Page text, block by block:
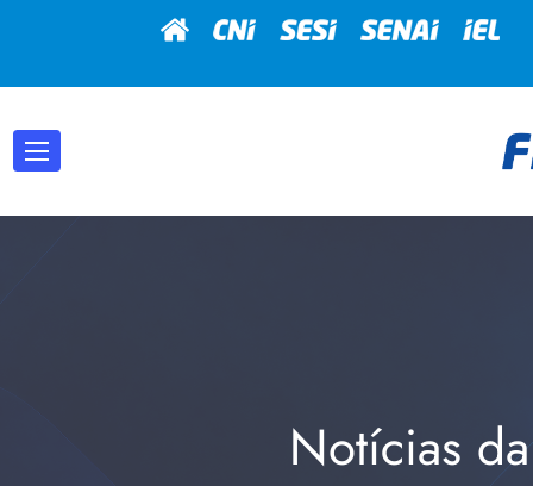
Notícias